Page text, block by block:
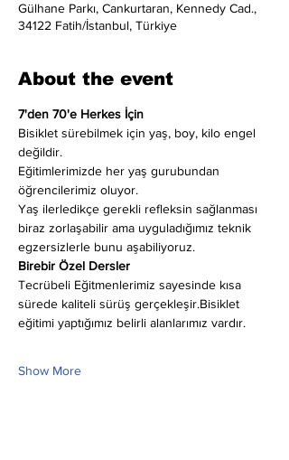
Gülhane Parkı, Cankurtaran, Kennedy Cad.,
34122 Fatih/İstanbul, Türkiye
About the event
7'den 70'e Herkes İçin
Bisiklet sürebilmek için yaş, boy, kilo engel
değildir.
Eğitimlerimizde her yaş gurubundan
öğrencilerimiz oluyor.
Yaş ilerledikçe gerekli refleksin sağlanması
biraz zorlaşabilir ama uyguladığımız teknik
egzersizlerle bunu aşabiliyoruz.
Birebir Özel Dersler
Tecrübeli Eğitmenlerimiz sayesinde kısa
sürede kaliteli sürüş gerçekleşir.Bisiklet
eğitimi yaptığımız belirli alanlarımız vardır.
Show More